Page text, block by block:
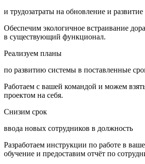
и трудозатраты на обновление и
Обеспечим экологичное встраивание
в существующий функционал.
Реализуем планы
по развитию системы в поставленные
Работаем с вашей командой и можем
проектом на себя.
Снизим срок
ввода новых сотрудников в должность
Разработаем инструкции по работе в
обучение и предоставим отчёт по